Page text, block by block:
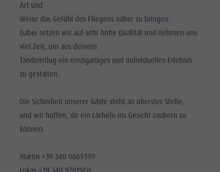
HANDWERK
HIGHLIGHT
EVENTS
Tourenübersicht
Pilze sammeln
Kronplatz Doctor Service
FAQ
Art und
Weise das Gefühl des Fliegens näher zu bringen.
Dabei setzen wir auf sehr hohe Qualität und nehmen uns
viel Zeit, um aus deinem
Tandemflug ein einzigartiges und individuelles Erlebnis
zu gestalten.
Die Sicherheit unserer Gäste steht an oberster Stelle,
und wir hoffen, dir ein Lächeln ins Gesicht zaubern zu
können.
Martin +39 340 0069399